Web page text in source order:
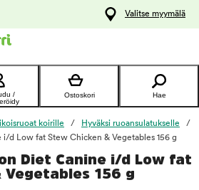
Valitse myymälä
/
Ostoskori Hae
koirille
Hyväksi ruoansulatukselle
d Low fat Stew Chicken & Vegetables 156 g
Diet Canine i/d Low fat
Vegetables 156 g